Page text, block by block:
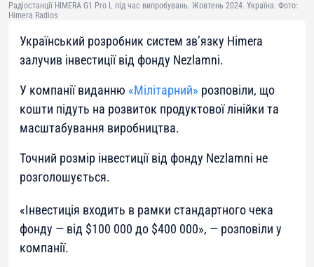
Радіостанції HIMERA G1 Pro L під час випробувань. Жовтень 2024. Україна. Фото:
Himera Radios
Український розробник систем зв’язку Himera
залучив інвестиції від фонду Nezlamni.
У компанії виданню «Мілітарний» розповіли, що
кошти підуть на розвиток продуктової лінійки та
масштабування виробництва.
Точний розмір інвестиції від фонду Nezlamni не
розголошується.
«Інвестиція входить в рамки стандартного чека
фонду — від $100 000 до $400 000», — розповіли у
компанії.